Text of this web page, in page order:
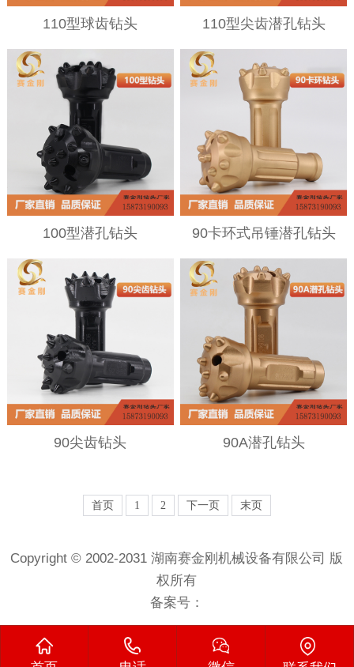
110型球齿钻头 110型尖齿潜孔钻头
100型潜孔钻头 90卡环式吊锤潜孔钻头
90尖齿钻头 90A潜孔钻头
首页 1 2 下一页 末页
Copyright © 2002-2031 湖南赛金刚机械设备有限公司 版
权所有
备案号：